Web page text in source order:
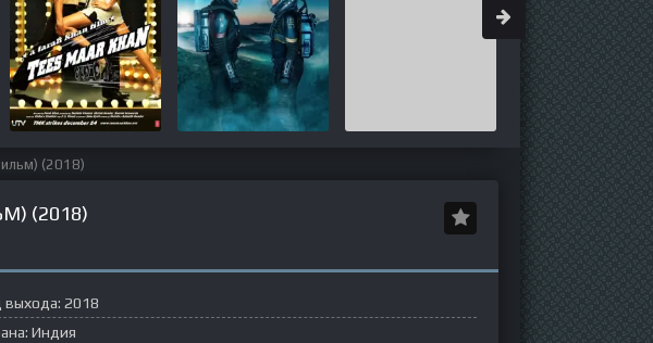
(2018)
(2018)
выхода: 2018
Индия